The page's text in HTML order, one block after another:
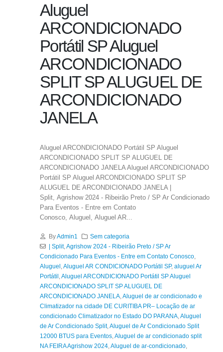
Aluguel
ARCONDICIONADO
Portátil SP Aluguel
ARCONDICIONADO
SPLIT SP ALUGUEL DE
ARCONDICIONADO
JANELA
Aluguel ARCONDICIONADO Portátil SP Aluguel
ARCONDICIONADO SPLIT SP ALUGUEL DE
ARCONDICIONADO JANELA Aluguel ARCONDICIONADO
Portátil SP Aluguel ARCONDICIONADO SPLIT SP
ALUGUEL DE ARCONDICIONADO JANELA |
Split, Agrishow 2024 - Ribeirão Preto / SP Ar Condicionado
Para Eventos - Entre em Contato
Conosco, Aluguel, Aluguel AR...
ByAdmin1
Sem categoria
| Split, Agrishow 2024 - Ribeirão Preto / SP Ar
Condicionado Para Eventos - Entre em Contato Conosco
Aluguel
Aluguel AR CONDICIONADO Portátil SP, aluguel Ar
Portátil
Aluguel ARCONDICIONADO Portátil SP Aluguel
ARCONDICIONADO SPLIT SP ALUGUEL DE
ARCONDICIONADO JANELA Aluguel de ar condicionado e
Climatizador na cidade DE CURITIBA PR– Locação de ar
condicionado Climatizador no Estado DO PARANA Aluguel
de Ar Condicionado Split, Aluguel de Ar Condicionado Split
12000 BTUS para Eventos Aluguel de ar condicionado split
NA FEIRA Agrishow 2024 Aluguel de ar-condicionado